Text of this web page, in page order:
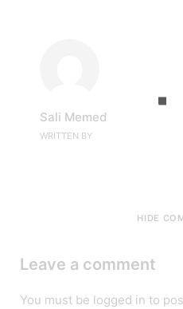
WRITTEN BY
Sali Memed
HIDE
Leave a comment
You must be logged in to